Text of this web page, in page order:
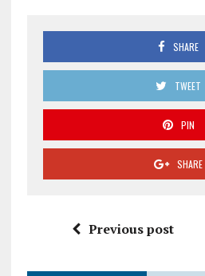
SHARE
TWEET
PIN
SHARE
Previous post